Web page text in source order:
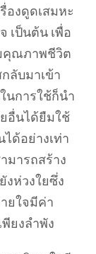
องดูดเสมหะ
เป็นต้น เพื่อ
คุณภาพชีวิต
ลับมาเข้า
นการใช้ก็นำ
อื่นได้ยืมใช้
ด้อย่างเท่า
มารถสร้าง
งห่วงใยซึ่ง
ยใจมีค่า
ยงลำพัง